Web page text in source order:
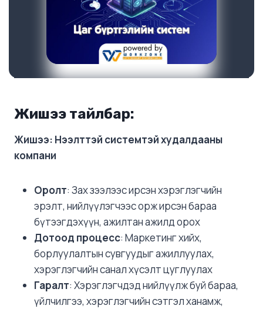
Жишээ тайлбар:
Жишээ: Нээлттэй системтэй худалдааны
компани
Оролт: Зах зээлээс ирсэн хэрэглэгчийн
эрэлт, нийлүүлэгчээс орж ирсэн бараа
бүтээгдэхүүн, ажилтан ажилд орох
Дотоод процесс: Маркетинг хийх,
борлуулалтын сувгуудыг ажиллуулах,
хэрэглэгчийн санал хүсэлт цуглуулах
Гаралт: Хэрэглэгчдэд нийлүүлж буй бараа,
үйлчилгээ, хэрэглэгчийн сэтгэл ханамж,